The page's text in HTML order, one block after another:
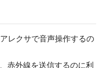
レクサで音声操作するの
赤外線を送信するのに利